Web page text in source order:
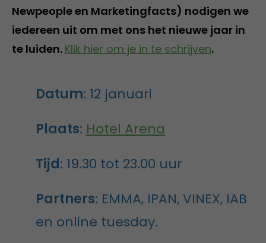
Newpeople en Marketingfacts) nodigen we
iedereen uit om met ons het nieuwe jaar in
te luiden. Klik hier om je in te schrijven.
Datum: 12 januari
Plaats: Hotel Arena
Tijd: 19.30 tot 23.00 uur
Partners: EMMA, IPAN, VINEX, IAB
en online tuesday.